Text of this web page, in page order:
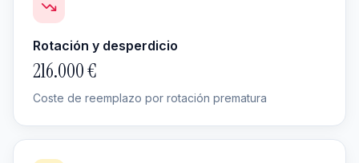
Rotación y desperdicio
216.000 €
Coste de reemplazo por rotación prematura